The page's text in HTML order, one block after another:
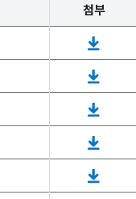
첨부